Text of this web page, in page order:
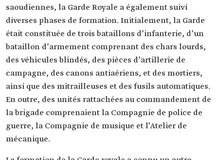
saoudiennes, la Garde Royale a également suivi
diverses phases de formation. Initialement, la Garde
était constituée de trois bataillons d’infanterie, d’un
bataillon d’armement comprenant des chars lourds,
des véhicules blindés, des pièces d’artillerie de
campagne, des canons antiaériens, et des mortiers,
ainsi que des mitrailleuses et des fusils automatiques.
En outre, des unités rattachées au commandement de
la brigade comprenaient la Compagnie de police de
guerre, la Compagnie de musique et l’Atelier de
mécanique.